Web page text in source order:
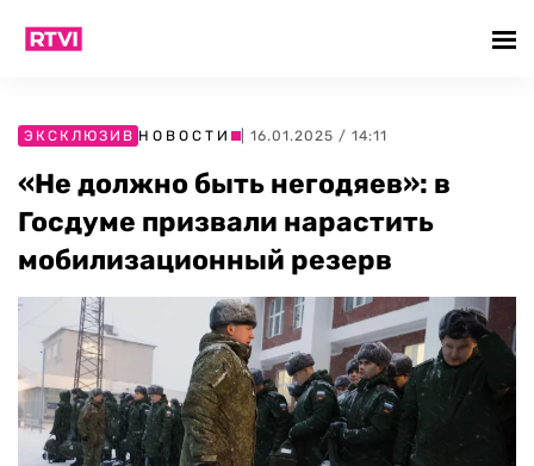
ЭКСКЛЮЗИВ НОВОСТИ | 16.01.2025 / 14:11
«Не должно быть негодяев»: в
Госдуме призвали нарастить
мобилизационный резерв